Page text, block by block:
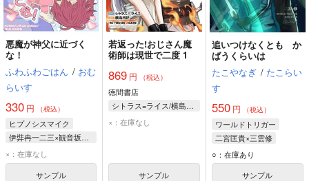
悪魔が神父に近づく
な！
ふわふわごはん / おむ
らいす
330 円 （税込）
ヒプノシスマイク
伊弉冉一二三×観音坂独歩
伊弉冉一二三
観音坂独歩
×：在庫なし
サンプル
若返った!おじさん魔
術師は現世で二度 1
869 円 （税込）
徳間書店
シトラス=ライス/横島日記
×：在庫なし
サンプル
追いつけなくとも か
ばうくらいは
たこやなぎ / たこらい
す
550円 （税込）
ワールドトリガー
二宮匡貴×三雲修
三雲修
二宮匡貴
○：在庫あり
サンプル